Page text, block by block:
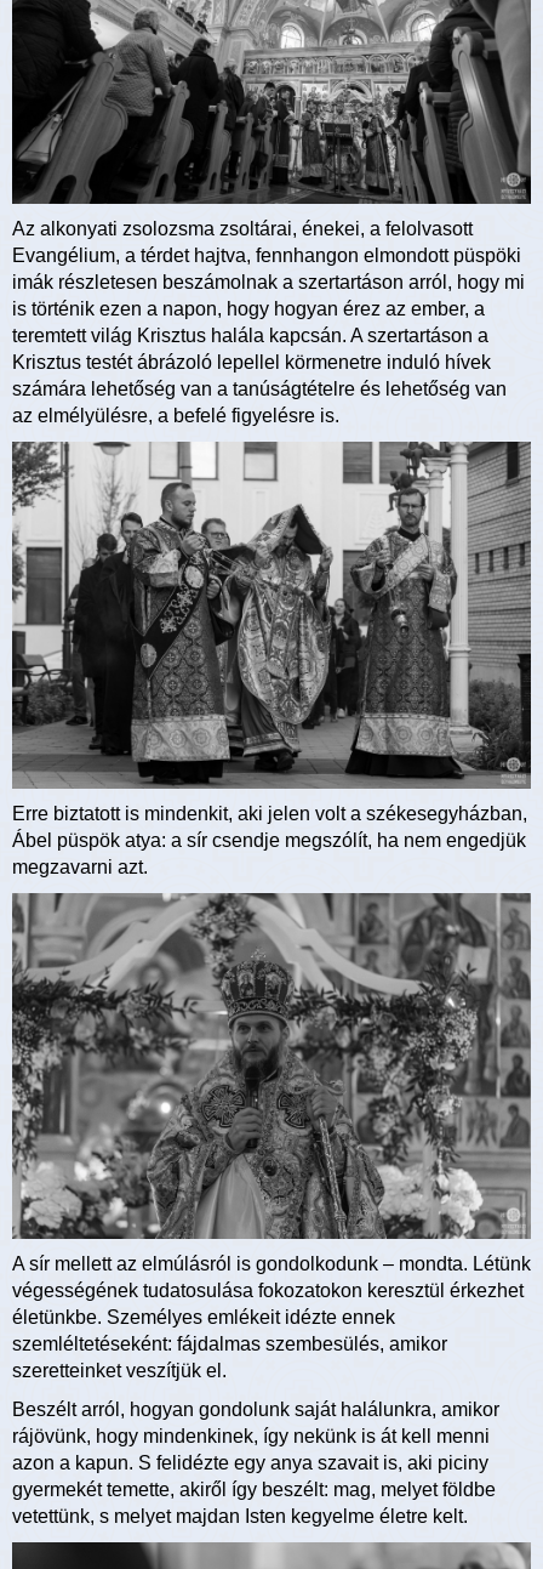
Az alkonyati zsolozsma zsoltárai, énekei, a felolvasott
Evangélium, a térdet hajtva, fennhangon elmondott püspöki
imák részletesen beszámolnak a szertartáson arról, hogy mi
is történik ezen a napon, hogy hogyan érez az ember, a
teremtett világ Krisztus halála kapcsán. A szertartáson a
Krisztus testét ábrázoló lepellel körmenetre induló hívek
számára lehetőség van a tanúságtételre és lehetőség van
az elmélyülésre, a befelé figyelésre is.
Erre biztatott is mindenkit, aki jelen volt a székesegyházban,
Ábel püspök atya: a sír csendje megszólít, ha nem engedjük
megzavarni azt.
A sír mellett az elmúlásról is gondolkodunk – mondta. Létünk
végességének tudatosulása fokozatokon keresztül érkezhet
életünkbe. Személyes emlékeit idézte ennek
szemléltetéseként: fájdalmas szembesülés, amikor
szeretteinket veszítjük el.
Beszélt arról, hogyan gondolunk saját halálunkra, amikor
rájövünk, hogy mindenkinek, így nekünk is át kell menni
azon a kapun. S felidézte egy anya szavait is, aki piciny
gyermekét temette, akiről így beszélt: mag, melyet földbe
vetettünk, s melyet majdan Isten kegyelme életre kelt.